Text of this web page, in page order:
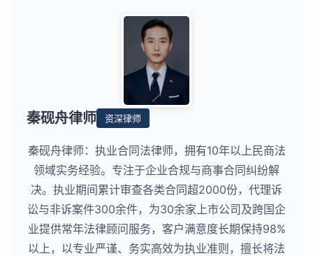
秦砚舟律师 资深律师
秦砚舟律师：执业合同法律师，拥有10年以上民商法
领域实务经验。专注于企业合规与商事合同纠纷解
决。执业期间累计审查各类合同超2000份，代理诉
讼与非诉案件300余件，为30余家上市公司及跨国企
业提供常年法律顾问服务，客户满意度长期保持98%
以上，以专业严谨、务实高效为执业准则，擅长将法